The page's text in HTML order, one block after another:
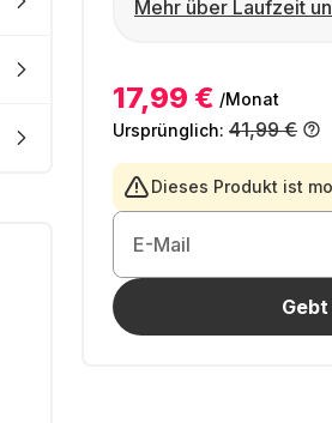
Mehr über Laufzeit
17,99 € /Monat
Ursprünglich: 41,99 €
Dieses Produkt ist
E-Mail